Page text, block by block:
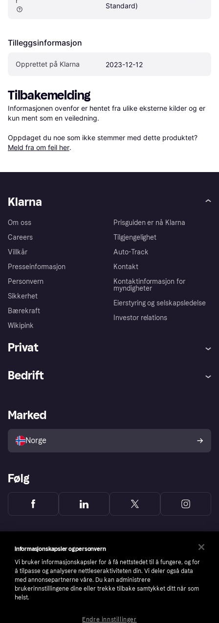
Standard)
Tilleggsinformasjon
Opprettet på Klarna 2023-12-12
Tilbakemelding
Informasjonen ovenfor er hentet fra ulike eksterne kilder og er
kun ment som en veiledning.
Oppdaget du noe som ikke stemmer med dette produktet?
Meld fra om feil her.
Klarna
Om oss
Careers
Villkår
Presseinformasjon
Personvern
Sikkerhet
Bærekraft
Wikipink
Prisguiden er nå Klarna
Tilgjengelighet
Auto-Track
Kontakt
Kontaktinformasjon for
myndigheter
Eierstyring og selskapsledelse
Investor relations
Privat
Utforsk butikker
Bedrift
Merchant portal
Marked
Norge
Følg
Informasjonskapsler og personvern
Vi bruker informasjonskapsler for å få nettstedet til å fungere, og for
å tilpasse og analysere nettleseraktiviteten din. Vi deler også data
med annonsepartnerne våre. Du kan administrere
brukerinnstillingene dine eller trekke tilbake samtykket ditt når som
helst.
Endre innstillinger